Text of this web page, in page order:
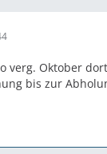
verg. Oktober
bis zur